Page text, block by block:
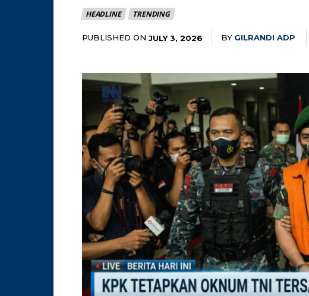
HEADLINE TRENDING
PUBLISHED ON JULY 3, 2026 BY GILRANDI ADP